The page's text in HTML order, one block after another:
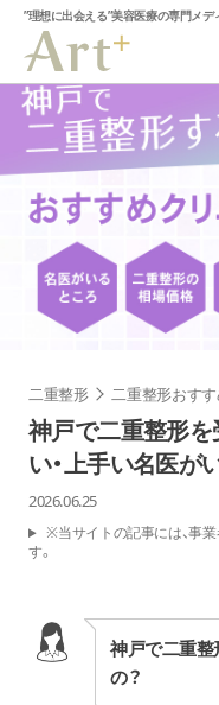
”理想に出会える”美容医療の専門メデ
二重整形 二重整形おす
神戸で二重整形を
い・上手い名医が
2026.06.25
※当サイトの記事には、事
す。
神戸で二重
の？